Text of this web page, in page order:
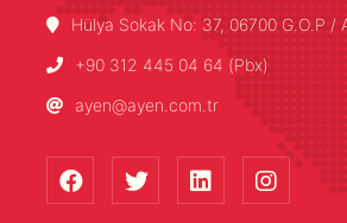
Hülya Sokak No: 37, 06700 G.O.P /
+90 312 445 04 64 (Pbx)
ayen@ayen.com.tr